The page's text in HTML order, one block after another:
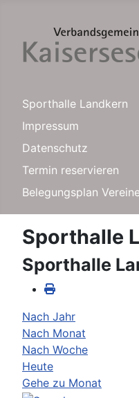
Sporthalle Landkern
Impressum
Datenschutz
Termin reservieren
Belegungsplan
Sporthalle
Sporthalle
Nach Jahr
Nach Monat
Nach Woche
Heute
Gehe zu Monat